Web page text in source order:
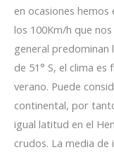
en ocasiones
los 100Km/h que
general predominan
de 51° S, el clima
verano. Puede
continental, por
igual latitud en el
crudos. La media de